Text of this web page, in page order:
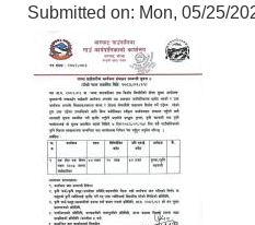
Submitted on: Mon, 05/25/